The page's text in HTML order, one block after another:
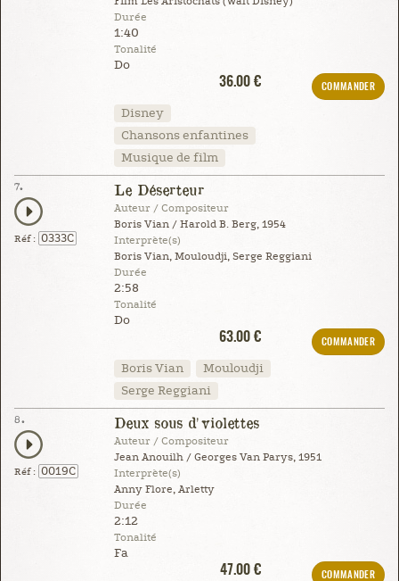
Durée
1:40
Tonalité
Do
36.00 €
COMMANDER
Disney
Chansons enfantines
Musique de film
7.
Réf : 0333C
Le Déserteur
Auteur / Compositeur
Boris Vian / Harold B. Berg, 1954
Interprète(s)
Boris Vian, Mouloudji, Serge Reggiani
Durée
2:58
Tonalité
Do
63.00 €
COMMANDER
Boris Vian
Mouloudji
Serge Reggiani
8.
Réf : 0019C
Deux sous d'violettes
Auteur / Compositeur
Jean Anouilh / Georges Van Parys, 1951
Interprète(s)
Anny Flore, Arletty
Durée
2:12
Tonalité
Fa
47.00 €
COMMANDER